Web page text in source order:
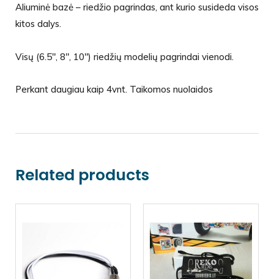
Aliuminė bazė – riedžio pagrindas, ant kurio susideda visos
kitos dalys.
Visų (6.5″, 8″, 10″) riedžių modelių pagrindai vienodi.
Perkant daugiau kaip 4vnt. Taikomos nuolaidos
Related products